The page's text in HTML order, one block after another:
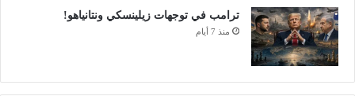
ترامب في توجهات زيلينسكي ونتانياهو!
منذ 7 أيام